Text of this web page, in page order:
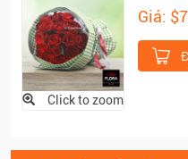
Click to zoom
Giá: